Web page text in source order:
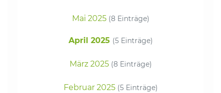
Mai 2025 (8 Einträge)
April 2025 (5 Einträge)
März 2025 (8 Einträge)
Februar 2025 (5 Einträge)